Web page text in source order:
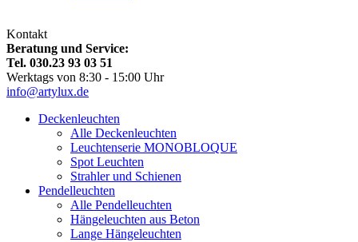
Kontakt
Beratung und Service:
Tel. 030.23 93 03 51
Werktags von 8:30 - 15:00 Uhr
info@artylux.de
Deckenleuchten
Alle Deckenleuchten
Leuchtenserie MONOBLOQUE
Spot Leuchten
Strahler und Schienen
Pendelleuchten
Alle Pendelleuchten
Hängeleuchten aus Beton
Lange Hängeleuchten